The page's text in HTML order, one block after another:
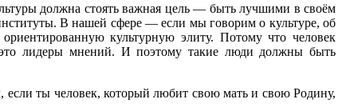
должна стоять важная цель — быть лучшими в своём
В нашей сфере — если мы говорим о культуре, об
культурную элиту. Потому что человек
лидеры мнений. И поэтому такие люди должны быть
ты человек, который любит свою мать и свою Родину,